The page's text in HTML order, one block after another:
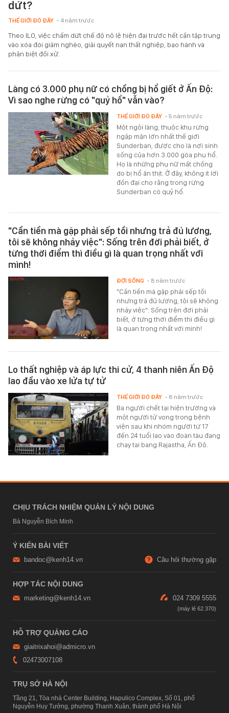
dứt?
THẾ GIỚI ĐÓ ĐÂY - 4 năm trước
Theo ILO, việc chấm dứt chế độ nô lệ hiện đại trước hết cần tập trung
vào xóa đói giảm nghèo, giải quyết nạn thất nghiệp, bạo hành và
phân biệt đối xử.
Làng có 3.000 phụ nữ có chồng bị hổ giết ở Ấn Độ:
Vì sao nghe rừng có "quỷ hổ" vẫn vào?
Một ngôi làng, thuộc khu rừng
ngập mặn lớn nhất thế giới
Sunderban, được cho là nơi sinh
sống của hơn 3.000 góa phụ hổ.
Họ là những phụ nữ mất chồng
do bị hổ ăn thịt. Ở đây, không ít lời
đồn đại cho rằng trong rừng
Sunderban có quỷ hổ.
THẾ GIỚI ĐÓ ĐÂY - 5 năm trước
"Cần tiền mà gặp phải sếp tồi nhưng trả đủ lương,
tôi sẽ không nhảy việc": Sống trên đời phải biết, ở
từng thời điểm thì điều gì là quan trọng nhất với
mình!
"Cần tiền mà gặp phải sếp tồi
nhưng trả đủ lương, tôi sẽ không
nhảy việc": Sống trên đời phải
biết, ở từng thời điểm thì điều gì
là quan trọng nhất với mình!
ĐỜI SỐNG - 8 năm trước
Lo thất nghiệp và áp lực thi cử, 4 thanh niên Ấn Độ
lao đầu vào xe lửa tự tử
Ba người chết tại hiện trường và
một người tử vong trong bệnh
viện sau khi nhóm người từ 17
đến 24 tuổi lao vào đoàn tàu đang
chạy tại bang Rajastha, Ấn Độ.
THẾ GIỚI ĐÓ ĐÂY - 8 năm trước
CHỊU TRÁCH NHIỆM QUẢN LÝ NỘI DUNG
Bà Nguyễn Bích Minh
Ý KIẾN BÀI VIẾT
bandoc@kenh14.vn Câu hỏi thường gặp
HỢP TÁC NỘI DUNG
marketing@kenh14.vn 024 7309 5555
HỖ TRỢ QUẢNG CÁO
giaitrixahoi@admicro.vn
02473007108
TRỤ SỞ HÀ NỘI
Tầng 21, Tòa nhà Center Building, Hapulico Complex, Số 01, phố
Nguyễn Huy Tưởng, phường Thanh Xuân, thành phố Hà Nội